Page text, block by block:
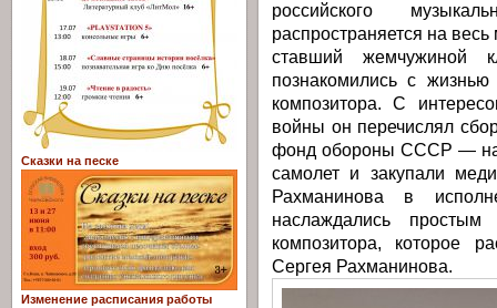
российского
распространяется на
ставший жемчужиной
познакомились с
композитора. С
войны он перечислял
фонд обороны СССР — на
самолет и закупали
Рахманинова в
наслаждались
композитора, которое
Сергея Рахманинова.
Сказки на песке
Изменение расписания работы